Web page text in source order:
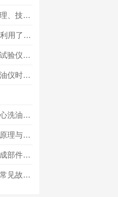
气体渗透率测定仪：原理、技术及应用
超临界CO2萃取设备是利用了超临界流体的溶解能力与其密度的关系
一文与您分享微观驱油试验仪的维护保养方法
简述选购多功能岩心洗油仪时所需要注意的事项
一文与您分享多功能岩心洗油仪的正确操作步骤
岩心流动试验仪的工作原理与核心系统构成
长岩心驱油试验仪各组成部件功能特点的详细介绍
岩心抽空加压饱和装置常见故障的诊断与解决方法分享